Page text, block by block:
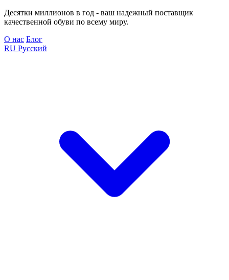
Десятки миллионов в год - ваш надежный поставщик
качественной обуви по всему миру.
О нас Блог
RU Русский